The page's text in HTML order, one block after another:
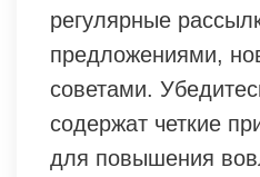
регулярные
предложениями,
советами.
содержат четкие
для повышения